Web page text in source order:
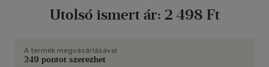
olvasmány, a műfaj legjobb hagyományait követi.
sorozat első könyve, amely két kötetben lát napvilágot. Az
Idő Kereke népszerűségére jellemző, hogy az első könyv
Utolsó ismert ár: 2 498 Ft
A termék megvásárlásával
249 pontot szerezhet